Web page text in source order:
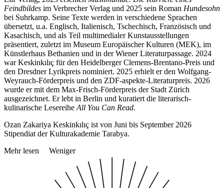
Feindbildes im Verbrecher Verlag und 2025 sein Roman Hundesohn
bei Suhrkamp. Seine Texte werden in verschiedene Sprachen
übersetzt, u.a. Englisch, Italienisch, Tschechisch, Französisch und
Kasachisch, und als Teil multimedialer Kunstausstellungen
präsentiert, zuletzt im Museum Europäischer Kulturen (MEK), im
Künstlerhaus Bethanien und in der Wiener Literaturpassage. 2024
war Keskinkılıç für den Heidelberger Clemens-Brentano-Preis und
den Dresdner Lyrikpreis nominiert. 2025 erhielt er den Wolfgang-
Weyrauch-Förderpreis und den ZDF-aspekte-Literaturpreis. 2026
wurde er mit dem Max-Frisch-Förderpreis der Stadt Zürich
ausgezeichnet. Er lebt in Berlin und kuratiert die literarisch-
kulinarische Lesereihe All You Can Read.
Ozan Zakariya Keskinkılıç ist von Juni bis September 2026
Stipendiat der Kulturakademie Tarabya.
Mehr lesen
Weniger